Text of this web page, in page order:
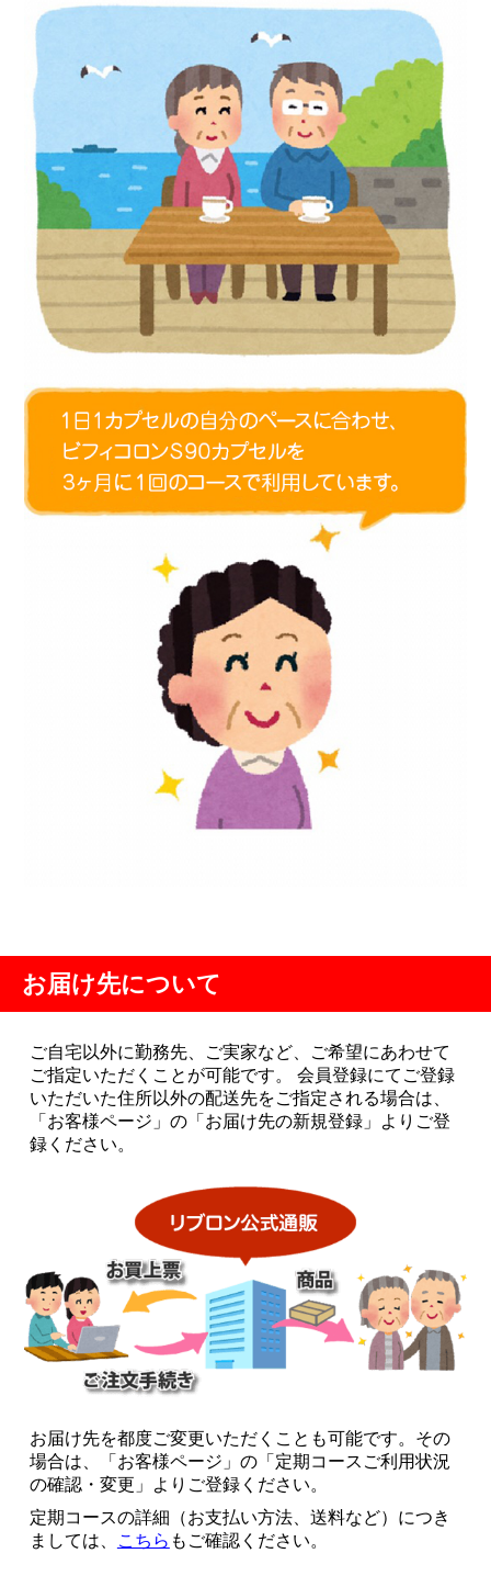
お届け先について
ご自宅以外に勤務先、ご実家など、ご希望にあわせて
ご指定いただくことが可能です。 会員登録にてご登録
いただいた住所以外の配送先をご指定される場合は、
「お客様ページ」の「お届け先の新規登録」よりご登
録ください。
お届け先を都度ご変更いただくことも可能です。その
場合は、「お客様ページ」の「定期コースご利用状況
の確認・変更」よりご登録ください。
定期コースの詳細（お支払い方法、送料など）につき
ましては、
こちら もご確認ください。